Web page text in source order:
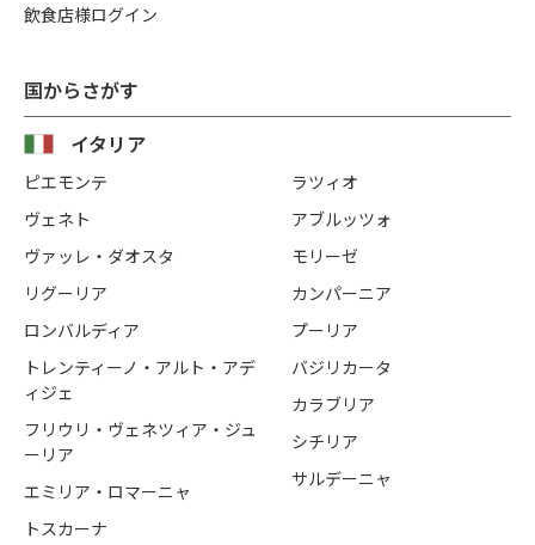
国からさがす
イタリア
ピエモンテ
ヴェネト
ヴァッレ・ダオスタ
リグーリア
ロンバルディア
トレンティーノ・アルト・アデ
ィジェ
フリウリ・ヴェネツィア・ジュ
ーリア
エミリア・ロマーニャ
トスカーナ
ラツィオ
アブルッツォ
モリーゼ
カンパーニア
プーリア
バジリカータ
カラブリア
シチリア
サルデーニャ
飲食店様ログイン